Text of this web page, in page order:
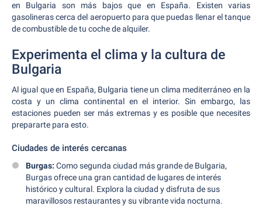
en Bulgaria son más bajos que en España. Existen varias
gasolineras cerca del aeropuerto para que puedas llenar el tanque
de combustible de tu coche de alquiler.
Experimenta el clima y la cultura de
Bulgaria
Al igual que en España, Bulgaria tiene un clima mediterráneo en la
costa y un clima continental en el interior. Sin embargo, las
estaciones pueden ser más extremas y es posible que necesites
prepararte para esto.
Ciudades de interés cercanas
Burgas: Como segunda ciudad más grande de Bulgaria,
Burgas ofrece una gran cantidad de lugares de interés
histórico y cultural. Explora la ciudad y disfruta de sus
maravillosos restaurantes y su vibrante vida nocturna.